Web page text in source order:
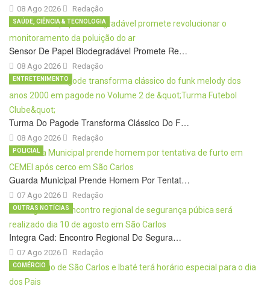
08 Ago 2026 Redação
Sensor De Papel Biodegradável Promete Re…
08 Ago 2026
SAÚDE, CIÊNCIA & TECNOLOGIA
Redação
Turma Do Pagode Transforma Clássico Do F…
08 Ago 2026
ENTRETENIMENTO
Redação
Guarda Municipal Prende Homem Por Tentat…
07 Ago 2026
POLICIAL
Redação
Integra Cad: Encontro Regional De Segura…
07 Ago 2026
OUTRAS NOTÍCIAS
Redação
COMÉRCIO